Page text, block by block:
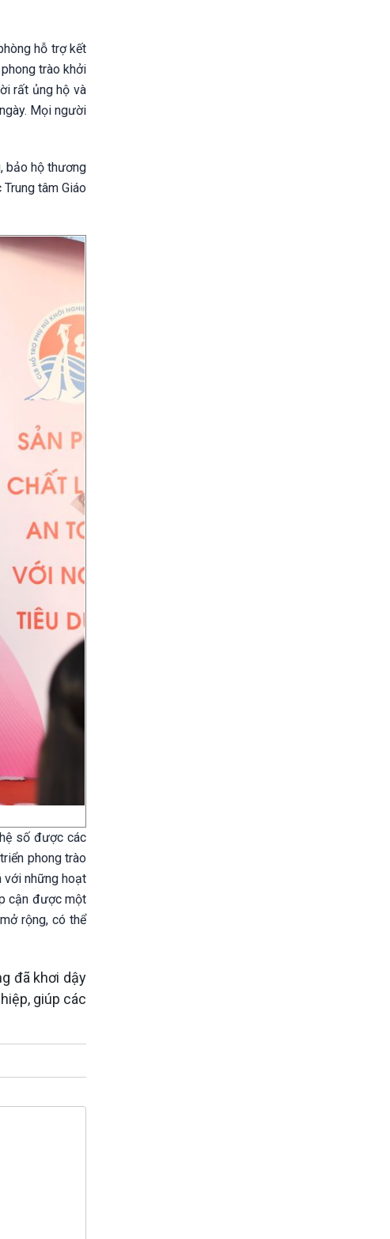
hỗ trợ kết
trào khởi
rất ủng hộ và
Mọi người
bảo hộ thương
tâm Giáo
số được các
phong trào
với những hoạt
cận được một
rộng, có thể
đã khơi dậy
giúp các